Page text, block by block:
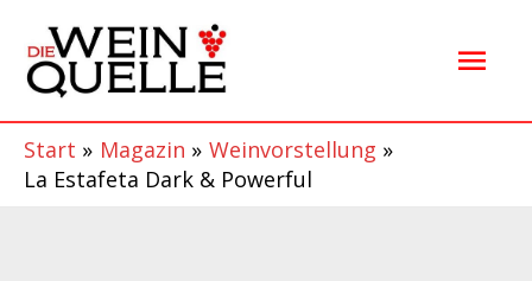
Inhalt
springen
Start Magazin
Weinvorstellung
La Estafeta Dark & Powerful